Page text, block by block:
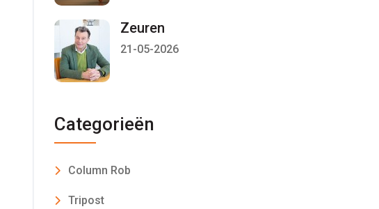
Zeuren
21-05-2026
Categorieën
Column Rob
Tripost